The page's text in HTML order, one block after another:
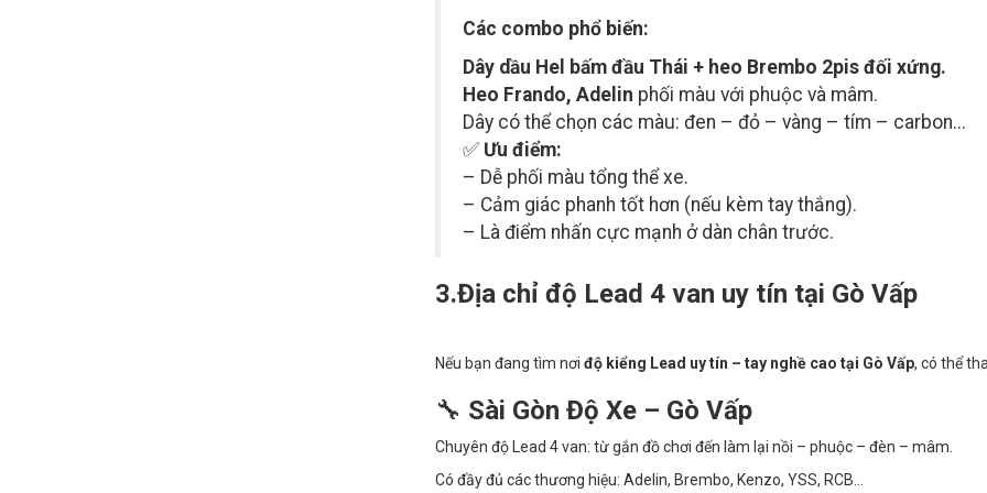
Các combo phổ biến:
Dây dầu Hel bấm đầu Thái + heo Brembo 2pis đối xứng.
Heo Frando, Adelin phối màu với phuộc và mâm.
Dây có thể chọn các màu: đen – đỏ – vàng – tím – carbon...
✅ Ưu điểm:
– Dễ phối màu tổng thể xe.
– Cảm giác phanh tốt hơn (nếu kèm tay thắng).
– Là điểm nhấn cực mạnh ở dàn chân trước.
3.Địa chỉ độ Lead 4 van uy tín tại Gò Vấp
Nếu bạn đang tìm nơi độ kiểng Lead uy tín – tay nghề cao tại Gò Vấp, có thể
🔧 Sài Gòn Độ Xe – Gò Vấp
Chuyên độ Lead 4 van: từ gắn đồ chơi đến làm lại nồi – phuộc – đèn – mâm.
Có đầy đủ các thương hiệu: Adelin, Brembo, Kenzo, YSS, RCB...